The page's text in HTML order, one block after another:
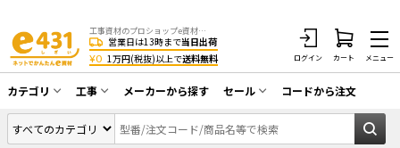
工事資材のプロショップe資材 CATV・アンテナ・防犯・光・LAN・電気・空調工事など
営業日は13時まで当日出荷
¥0 1万円(税抜)以上で送料無料 ログイン カート メニュー
カテゴリ
同軸ケーブル／テレビ用接栓／関連工具
工事
CATV・アンテナ工事
メーカーから探す セール
在庫一掃セール
コードから注文